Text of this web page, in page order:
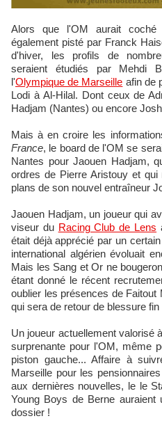
Alors que l'OM aurait coché le nom de David Jurasek,
également pisté par Franck
d'hiver, les profils de
seraient étudiés par Mehdi
l'Olympique de Marseille afin de
Lodi à Al-Hilal. Dont ceux de
Hadjam (Nantes) ou encore
Mais à en croire les
France, le board de l'OM se
Nantes pour Jaouen Hadjam,
ordres de Pierre Aristouy et
plans de son nouvel entraîneur
Jaouen Hadjam, un joueur qui
viseur du Racing Club de Lens
était déjà apprécié par un
international algérien évoluait
Mais les Sang et Or ne
étant donné le récent
oublier les présences de
qui sera de retour de blessure fin
Un joueur actuellement valorisé
surprenante pour l'OM, même
piston gauche... Affaire à
Marseille pour les
aux dernières nouvelles, le le
Young Boys de Berne
dossier !